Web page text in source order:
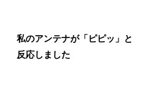
私のアンテナが「ピピッ」と
反応しました